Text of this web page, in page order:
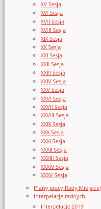
XV Sesja
XVI Sesja
XVII Sesja
XVIII Sesja
XIX Sesja
XX Sesja
XXI Sesja
XXII Sesja
XXIII Sesja
XXIV Sesja
XXV Sesja
XXVI Sesja
XXVII Sesja
XXVIII Sesja
XXIX Sesja
XXX Sesja
XXXI Sesja
XXXII Sesja
XXXIII Sesja
XXXIV Sesja
XXXV Sesja
Plany pracy Rady Miejskiej
Interpelacje radnych
Interpelacje 2019